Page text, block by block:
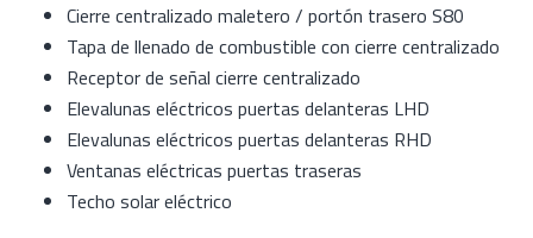
Cierre centralizado maletero / portón trasero S80
Tapa de llenado de combustible con cierre centralizado
Receptor de señal cierre centralizado
Elevalunas eléctricos puertas delanteras LHD
Elevalunas eléctricos puertas delanteras RHD
Ventanas eléctricas puertas traseras
Techo solar eléctrico